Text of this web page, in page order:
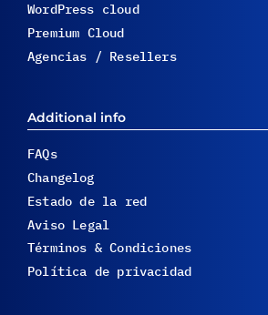
WordPress cloud
Premium Cloud
Agencias / Resellers
Additional info
FAQs
Changelog
Estado de la red
Aviso Legal
Términos & Condiciones
Política de privacidad